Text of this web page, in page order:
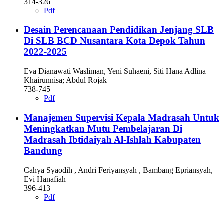
Pdf
Desain Perencanaan Pendidikan Jenjang SLB
Di SLB BCD Nusantara Kota Depok Tahun
2022-2025
Eva Dianawati Wasliman, Yeni Suhaeni, Siti Hana Adlina
Khairunnisa; Abdul Rojak
738-745
Pdf
Manajemen Supervisi Kepala Madrasah Untuk
Meningkatkan Mutu Pembelajaran Di
Madrasah Ibtidaiyah Al-Ishlah Kabupaten
Bandung
Cahya Syaodih , Andri Feriyansyah , Bambang Epriansyah,
Evi Hanafiah
396-413
Pdf